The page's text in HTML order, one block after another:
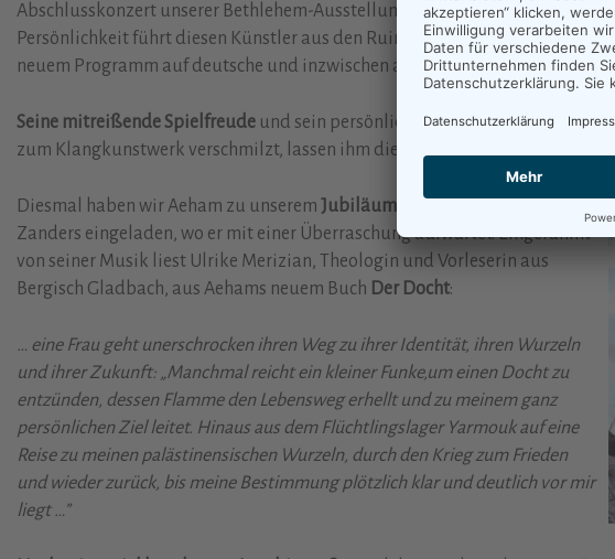
Abschlusskonzert unserer Bethlehem-Ausstellung in der Herz-Jesu-Kirche in
Persönlichkeit führt diesen Künstler aus den Ruinen von Damaskus
neuem Programm auf deutsche und inzwischen auch europäische Bühnen.
Seine mitreißende Spielfreude und sein persönlicher Stil, der Klassik,
zum Klangkunstwerk verschmilzt, lassen ihm die Herzen des Publikums
Diesmal haben wir Aeham zu unserem Jubiläumskonzert
Zanders eingeladen, wo er mit einer Überraschung aufwartet. Eingerahmt
von seiner Musik liest Ulrike Merizian, Theologin und Vorleserin aus
Bergisch Gladbach, aus Aehams neuem Buch Der Docht:
… eine Frau geht unerschrocken ihren Weg zu ihrer Identität, ihren Wurzeln
und ihrer Zukunft: „Manchmal reicht ein kleiner Funke,um einen Docht zu
entzünden, dessen Flamme den Lebensweg erhellt und zu meinem ganz
persönlichen Ziel leitet. Hinaus aus dem Flüchtlingslager Yarmouk auf eine
Reise zu meinen palästinensischen Wurzeln, durch den Krieg zum Frieden
und wieder zurück, bis meine Bestimmung plötzlich klar und deutlich vor mir
liegt …”